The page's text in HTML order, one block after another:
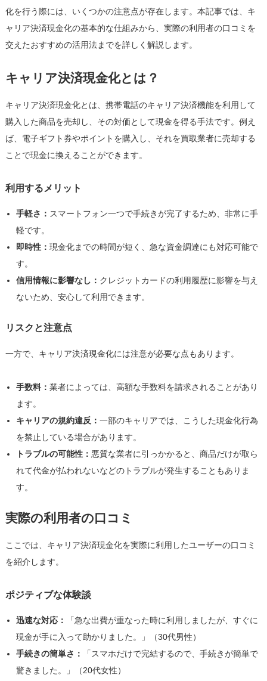
用
—
実
の
コ
ミ
を
化を行う際には、いくつかの注意点が存在します。本記事では、キ
ャリア決済現金化の基本的な仕組みから、実際の利用者の口コミを
交えたおすすめの活用法までを詳しく解説します。
キャリア決済現金化とは？
キャリア決済現金化とは、携帯電話のキャリア決済機能を利用して
購入した商品を売却し、その対価として現金を得る手法です。例え
ば、電子ギフト券やポイントを購入し、それを買取業者に売却する
ことで現金に換えることができます。
利用するメリット
手軽さ： スマートフォン一つで手続きが完了するため、非常に手
軽です。
即時性：現金化までの時間が短く、急な資金調達にも対応可能で
す。
信用情報に影響なし： クレジットカードの利用履歴に影響を与え
ないため、安心して利用できます。
リスクと注意点
一方で、キャリア決済現金化には注意が必要な点もあります。
手数料：業者によっては、高額な手数料を請求されることがあり
ます。
キャリアの規約違反：一部のキャリアでは、こうした現金化行為
を禁止している場合があります。
トラブルの可能性： 悪質な業者に引っかかると、商品だけが取ら
れて代金が払われないなどのトラブルが発生することもありま
す。
実際の利用者の口コミ
ここでは、キャリア決済現金化を実際に利用したユーザーの口コミ
を紹介します。
ポジティブな体験談
迅速な対応：
「急な出費が重なった時に利用しましたが、すぐに
現金が手に入って助かりました。」（30代男性）
手続きの簡単さ：
「スマホだけで完結するので、手続きが簡単で
驚きました。」（20代女性）